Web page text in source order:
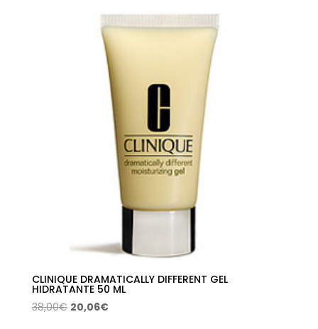
CLINIQUE DRAMATICALLY DIFFERENT GEL
HIDRATANTE 50 ML
38,00€ El
20,06€El